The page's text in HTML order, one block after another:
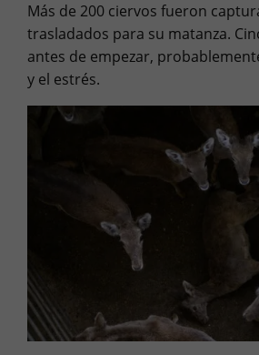
Más de 200 ciervos fueron
trasladados para su matanza.
antes de empezar,
y el estrés.